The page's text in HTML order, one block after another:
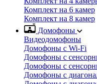
Комплект на 6 камер
Комплект на 8 камер
Домофоны
Видеодомофоны
Домофоны с Wi-Fi
Домофоны с
Домофоны с
Домофоны с